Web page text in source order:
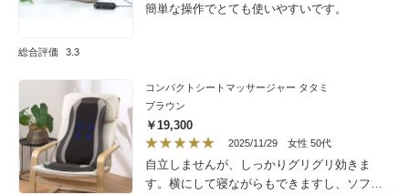
総合評価 3.3
簡単な操作でとても使いやすいです。
コンパクトシートマッサージャー タタミ
ブラウン
￥19,300
2025/11/29 女性 50代
自立しませんが、しっかりグリグリ効きま
す。横にして寝ながらもできますし、ソファ